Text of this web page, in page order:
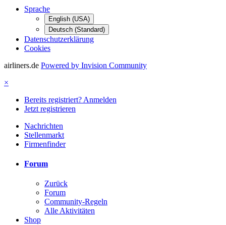
Sprache
English (USA)
Deutsch (Standard)
Datenschutzerklärung
Cookies
airliners.de Powered by Invision Community
×
Bereits registriert? Anmelden
Jetzt registrieren
Nachrichten
Stellenmarkt
Firmenfinder
Forum
Zurück
Forum
Community-Regeln
Alle Aktivitäten
Shop